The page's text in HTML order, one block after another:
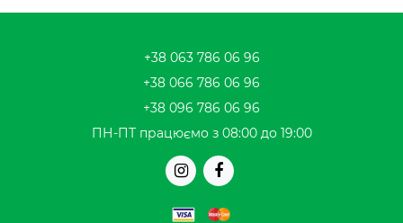
+38 063 786 06 96
+38 066 786 06 96
+38 096 786 06 96
ПН-ПТ працюємо з 08:00 до 19:00